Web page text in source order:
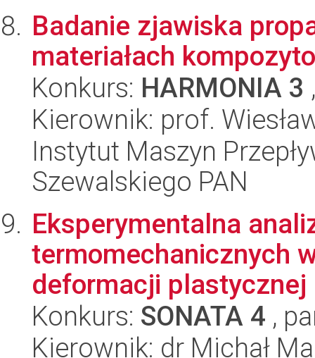
Badanie zjawiska
materiałach
Konkurs: HARMONIA 3
Kierownik: prof.
Instytut Maszyn
Szewalskiego PAN
Eksperymentalna
termomechanicznych
deformacji plastycznej
Konkurs: SONATA 4 ,
Kierownik: dr Michał